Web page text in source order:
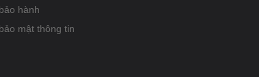
hành
mật thông tin